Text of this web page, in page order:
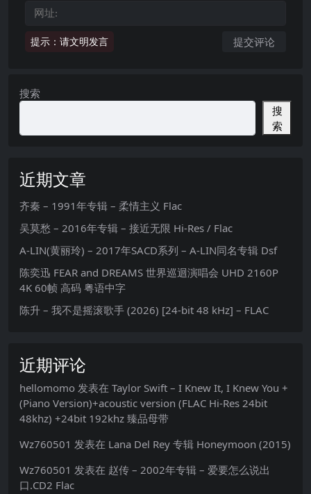
提示：请文明发言
搜索
搜
索
近期文章
齐秦 – 1991年专辑 – 柔情主义 Flac
吴莫愁 – 2016年专辑 – 接近无限 Hi-Res / Flac
A-LIN(黄丽玲) – 2017年SACD系列 – A-LIN同名专辑 Dsf
陈奕迅 FEAR and DREAMS 世界巡迴演唱会 UHD 2160P
4K 60帧 高码 粤语中字
陈升 – 我不是摇滚歌手 (2026) [24-bit 48 kHz] – FLAC
近期评论
hellomomo 发表在 Taylor Swift – I Knew It, I Knew You +
(Piano Version)+acoustic version (FLAC Hi-Res 24bit
48khz) +24bit 192khz 臻品母带
Wz760501 发表在 Lana Del Rey 专辑 Honeymoon (2015)
Wz760501 发表在 赵传 – 2002年专辑 – 爱要怎么说出
口.CD2 Flac